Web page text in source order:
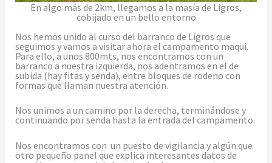
En algo más de 2km, llegamos a la masía de Ligros,
cobijado en un bello entorno
Nos hemos unido al curso del barranco de Ligros que
seguimos y vamos a visitar ahora el campamento maqui.
Para ello, a unos 800mts, nos encontramos con un
barranco a nuestra izquierda, nos adentramos en el de
subida (hay fitas y senda), entre bloques de rodeno con
formas que llaman nuestra atención.
Nos unimos a un camino por la derecha, terminándose y
continuando por senda hasta la entrada del campamento.
Nos encontramos con un puesto de vigilancia y algún que
otro pequeño panel que explica interesantes datos de